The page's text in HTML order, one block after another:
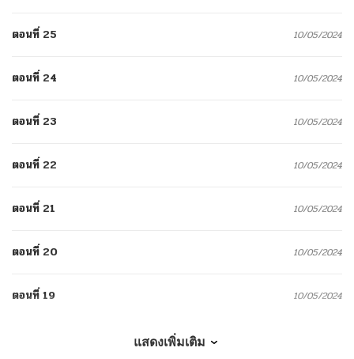
ตอนที่ 25 10/05/2024
ตอนที่ 24 10/05/2024
ตอนที่ 23 10/05/2024
ตอนที่ 22 10/05/2024
ตอนที่ 21 10/05/2024
ตอนที่ 20 10/05/2024
ตอนที่ 19 10/05/2024
แสดงเพิ่มเติม